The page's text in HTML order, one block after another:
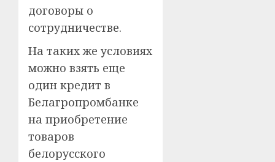
договоры о
сотрудничестве.
На таких же условиях
можно взять еще
один кредит в
Белагропромбанке
на приобретение
товаров
белорусского